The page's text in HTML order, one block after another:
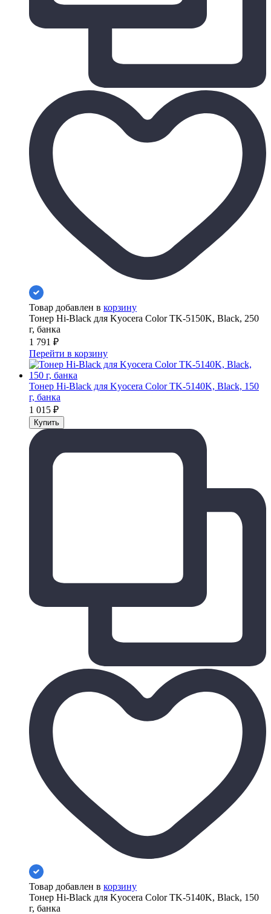
Товар добавлен в корзину
Тонер Hi-Black для Kyocera Color TK-5150K, Black, 250
г, банка
1 791 ₽
Перейти в корзину
Тонер Hi-Black для Kyocera Color TK-5140K, Black, 150
г, банка
1 015 ₽
Товар добавлен в корзину
Тонер Hi-Black для Kyocera Color TK-5140K, Black, 150
г, банка